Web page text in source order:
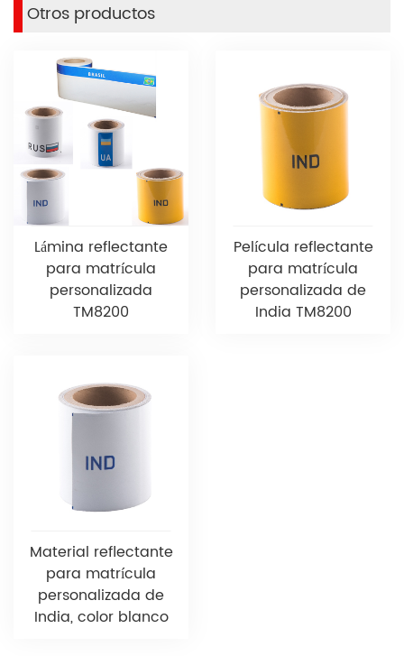
Otros productos
Lámina reflectante
para matrícula
personalizada
TM8200
Película reflectante
para matrícula
personalizada de
India TM8200
Material reflectante
para matrícula
personalizada de
India, color blanco